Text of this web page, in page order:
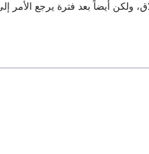
ولكن أيضاً بعد فترة يرجع الأمر